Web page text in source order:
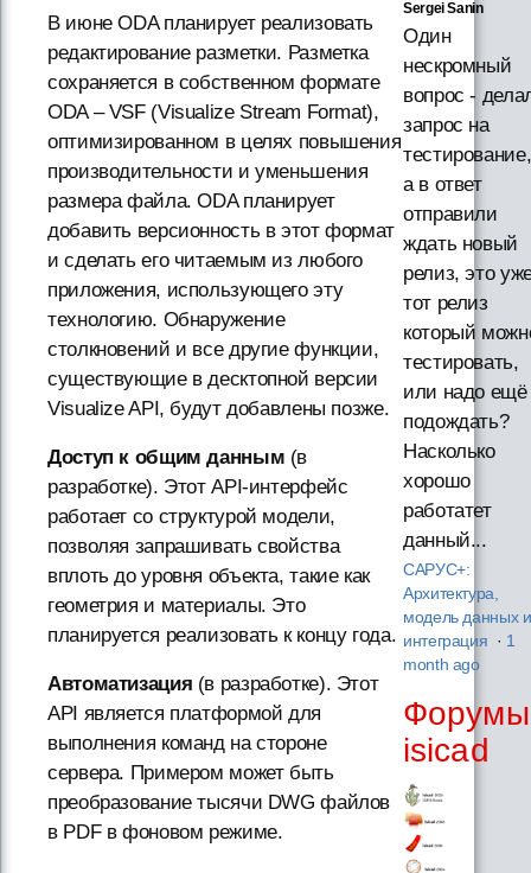
В июне ODA планирует реализовать
редактирование разметки. Разметка
сохраняется в собственном формате
ODA – VSF (Visualize Stream Format),
оптимизированном в целях повышения
производительности и уменьшения
размера файла. ODA планирует
добавить версионность в этот формат
и сделать его читаемым из любого
приложения, использующего эту
технологию. Обнаружение
столкновений и все другие функции,
существующие в десктопной версии
Visualize API, будут добавлены позже.
Доступ к общим данным (в
разработке). Этот API-интерфейс
работает со структурой модели,
позволяя запрашивать свойства
вплоть до уровня объекта, такие как
геометрия и материалы. Это
планируется реализовать к концу года.
Автоматизация (в разработке). Этот
API является платформой для
выполнения команд на стороне
сервера. Примером может быть
преобразование тысячи DWG файлов
в PDF в фоновом режиме.
Sergei Sanin
Один
нескромный
вопрос -
запрос на
тестирование,
а в ответ
отправили
ждать новый
релиз, это
тот релиз
который
тестировать,
или надо ещё
подождать?
Насколько
хорошо
работатет
данный...
САРУС+:
Архитектура,
модель данных и
интеграция · 1
month ago
Форумы
isicad